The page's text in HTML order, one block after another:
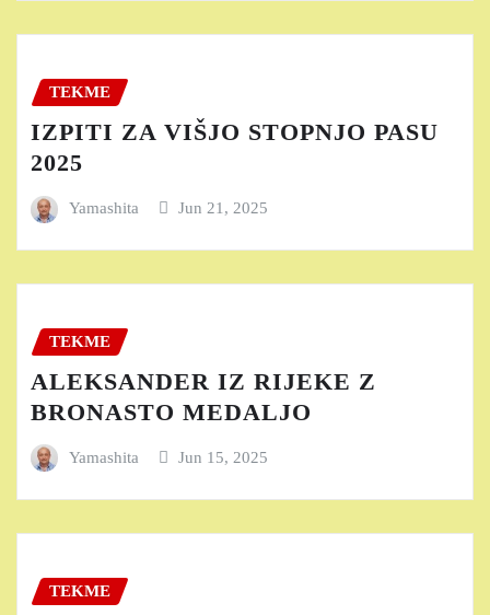
TEKME
IZPITI ZA VIŠJO STOPNJO PASU
2025
Yamashita Jun 21, 2025
TEKME
ALEKSANDER IZ RIJEKE Z
BRONASTO MEDALJO
Yamashita Jun 15, 2025
TEKME